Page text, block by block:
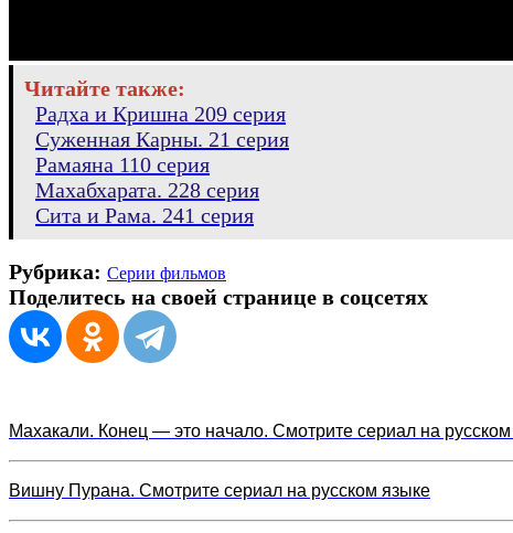
Читайте также:
Радха и Кришна 209 серия
Суженная Карны. 21 серия
Рамаяна 110 серия
Махабхарата. 228 серия
Сита и Рама. 241 серия
Рубрика: Серии фильмов
Поделитесь на своей странице в соцсетях
Махакали. Конец — это начало. Смотрите сериал на
Вишну Пурана. Смотрите сериал на русском языке